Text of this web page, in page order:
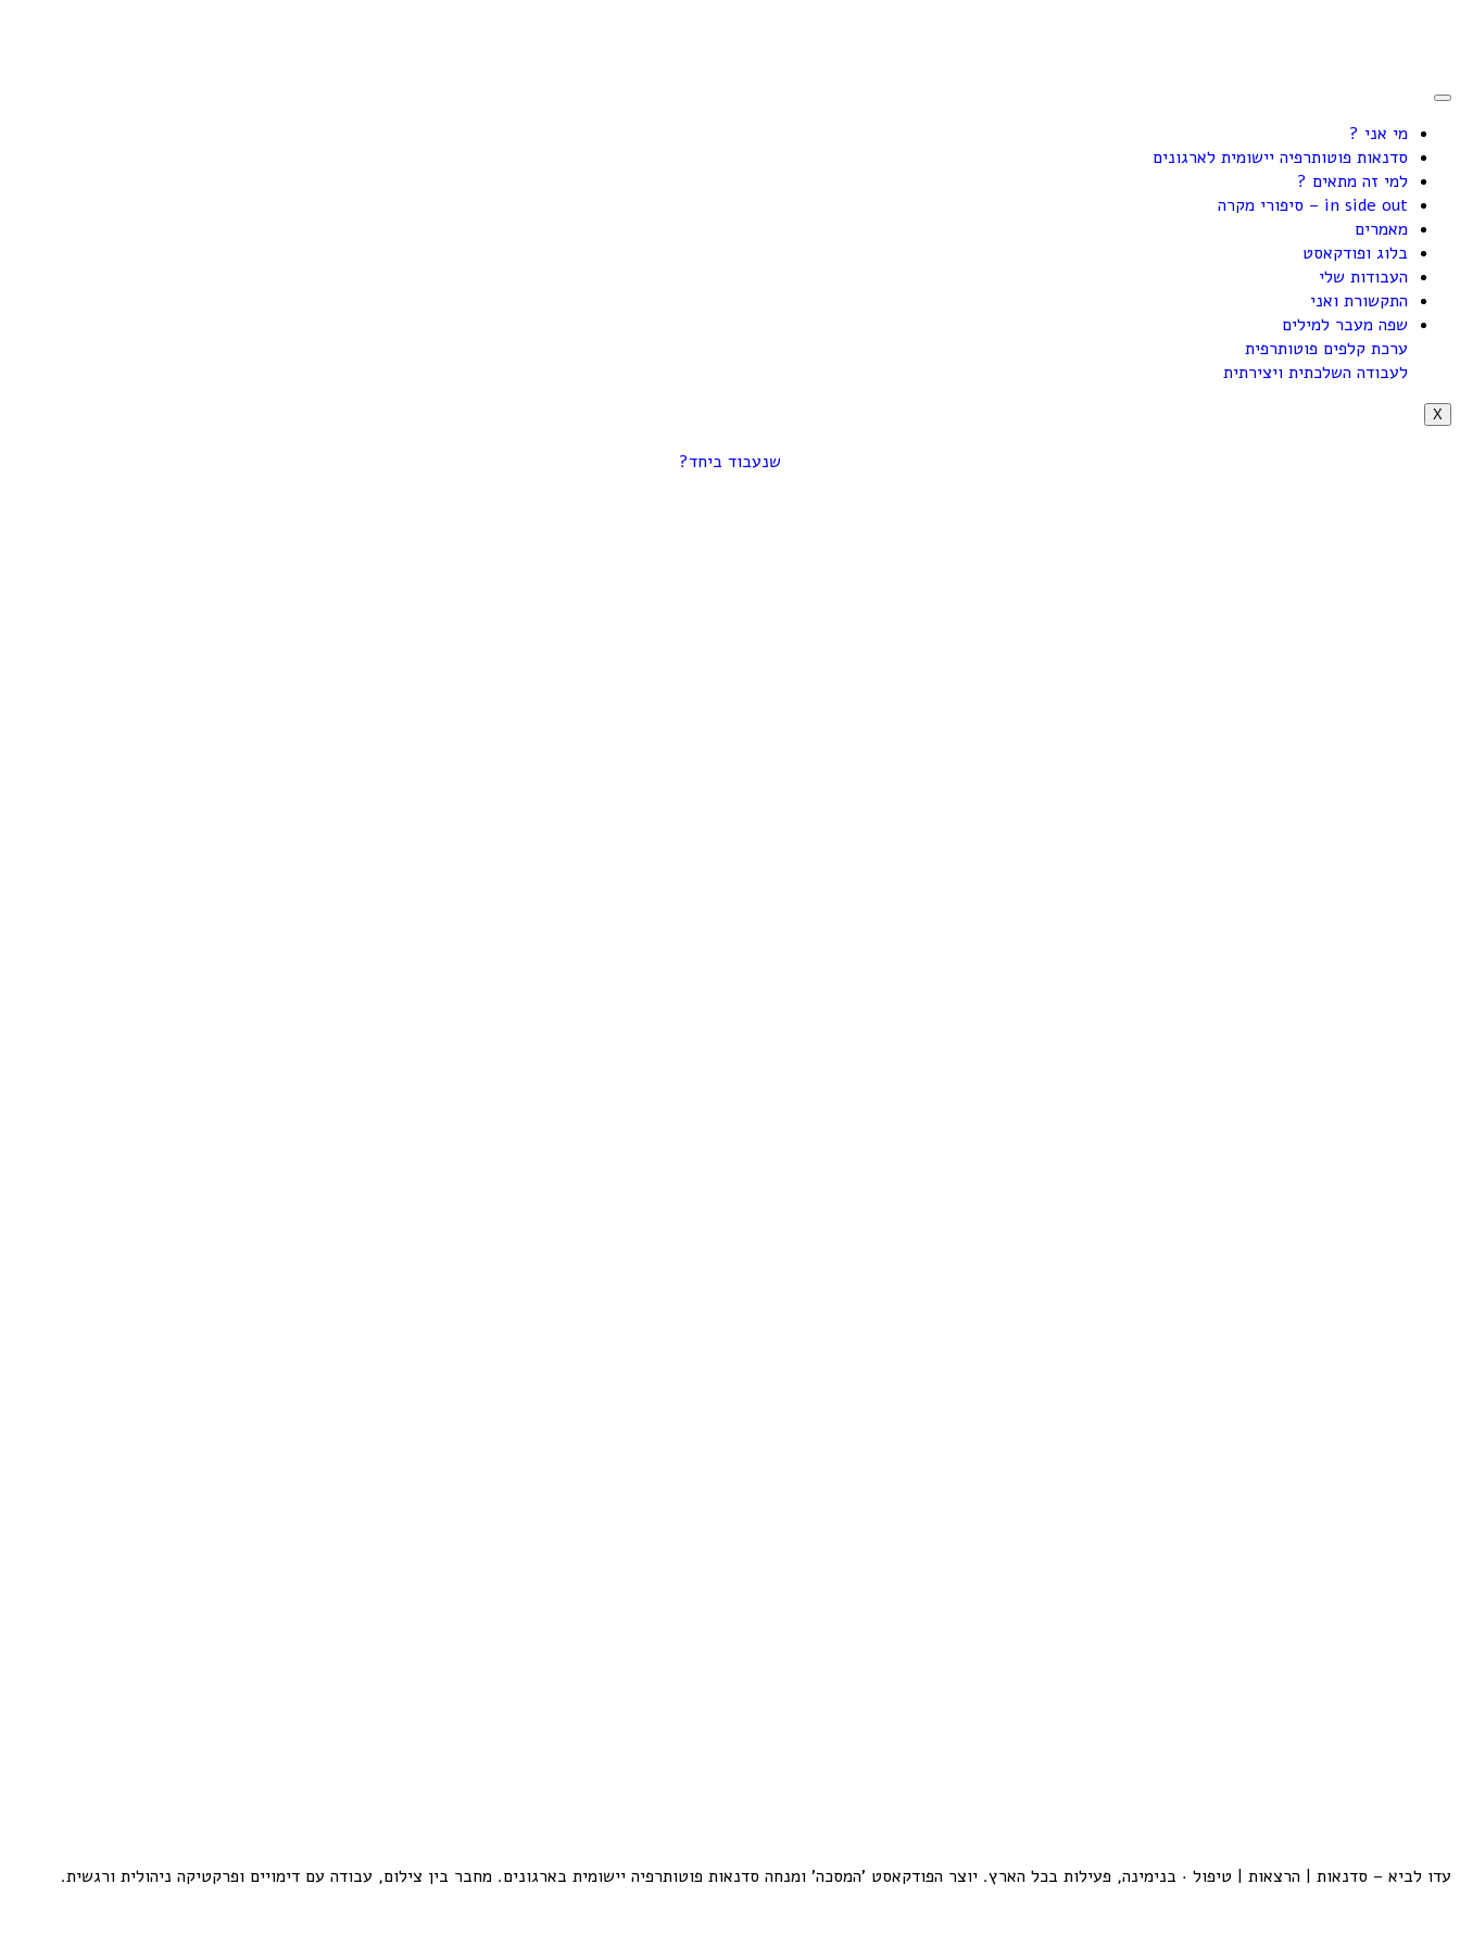
מי אני ?
סדנאות פוטותרפיה יישומית לארגונים
למי זה מתאים ?
in side out – סיפורי מקרה
מאמרים
בלוג ופודקאסט
העבודות שלי
התקשורת ואני
שפה מעבר למילים
ערכת קלפים פוטותרפית
לעבודה השלכתית ויצירתית
X
שנעבוד ביחד?
עדו לביא – סדנאות | הרצאות | טיפול · בנימינה, פעילות בכל הארץ. יוצר הפודקאסט 'המסכה' ומנחה סדנאות פוטותרפיה יישומית בארגונים. מחבר בין צילום, עבודה עם דימויים ופרקטיקה ניהולית ורגשית.